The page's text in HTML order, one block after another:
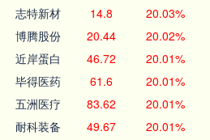
志特新材 14.8 20.03%
博腾股份 20.44 20.02%
近岸蛋白 46.72 20.01%
毕得医药 61.6 20.01%
五洲医疗 83.62 20.01%
耐科装备 49.67 20.01%